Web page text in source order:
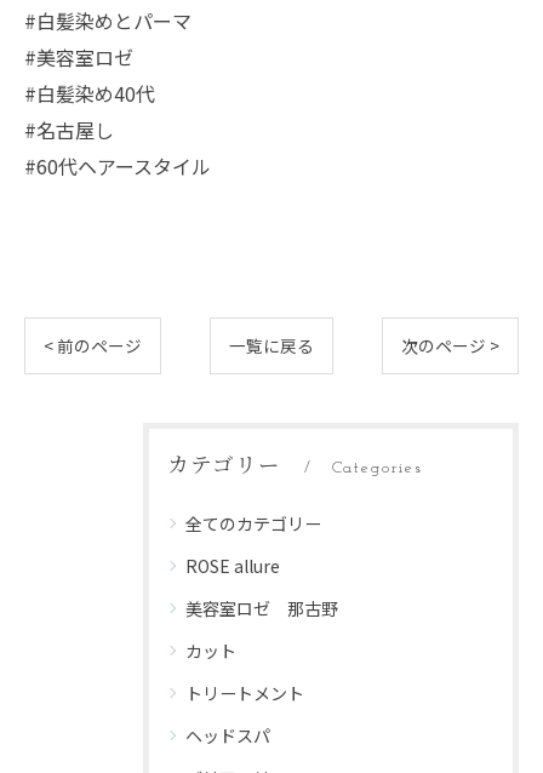
#白髪染めとパーマ
#美容室ロゼ
#白髪染め40代
#名古屋し
#60代ヘアースタイル
< 前のページ 一覧に戻る 次のページ >
カテゴリー Categories
全てのカテゴリー
ROSE allure
美容室ロゼ 那古野
カット
トリートメント
ヘッドスパ